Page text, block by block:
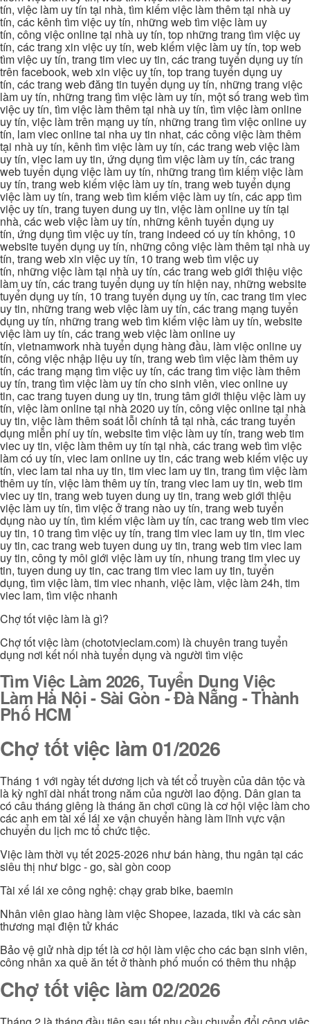
tín, việc làm uy tín tại nhà, tìm kiếm việc làm thêm tại nhà uy
tín, các kênh tìm việc uy tín, những web tìm việc làm uy
tín, công việc online tại nhà uy tín, top những trang tìm việc uy
tín, các trang xin việc uy tín, web kiếm việc làm uy tín, top web
tìm việc uy tín, trang tim viec uy tin, các trang tuyển dụng uy tín
trên facebook, web xin việc uy tín, top trang tuyển dụng uy
tín, các trang web đăng tin tuyển dụng uy tín, những trang việc
làm uy tín, những trang tìm việc làm uy tín, một số trang web tìm
việc uy tín, tìm việc làm thêm tại nhà uy tín, tìm việc làm online
uy tín, việc làm trên mạng uy tín, những trang tìm việc online uy
tín, lam viec online tai nha uy tin nhat, các công việc làm thêm
tại nhà uy tín, kênh tìm việc làm uy tín, các trang web việc làm
uy tín, viec lam uy tin, ứng dụng tìm việc làm uy tín, các trang
web tuyển dụng việc làm uy tín, những trang tìm kiếm việc làm
uy tín, trang web kiếm việc làm uy tín, trang web tuyển dụng
việc làm uy tín, trang web tìm kiếm việc làm uy tín, các app tìm
việc uy tín, trang tuyen dung uy tin, việc làm online uy tín tại
nhà, các web việc làm uy tín, những kênh tuyển dụng uy
tín, ứng dụng tìm việc uy tín, trang indeed có uy tín không, 10
website tuyển dụng uy tín, những công việc làm thêm tại nhà uy
tín, trang web xin việc uy tín, 10 trang web tìm việc uy
tín, những việc làm tại nhà uy tín, các trang web giới thiệu việc
làm uy tín, các trang tuyển dụng uy tín hiện nay, những website
tuyển dụng uy tín, 10 trang tuyển dụng uy tín, cac trang tim viec
uy tin, những trang web việc làm uy tín, các trang mạng tuyển
dụng uy tín, những trang web tìm kiếm việc làm uy tín, website
việc làm uy tín, các trang web việc làm online uy
tín, vietnamwork nhà tuyển dụng hàng đầu, làm việc online uy
tín, công việc nhập liệu uy tín, trang web tìm việc làm thêm uy
tín, các trang mạng tìm việc uy tín, các trang tìm việc làm thêm
uy tín, trang tìm việc làm uy tín cho sinh viên, viec online uy
tin, cac trang tuyen dung uy tin, trung tâm giới thiệu việc làm uy
tín, việc làm online tại nhà 2020 uy tín, công việc online tại nhà
uy tin, việc làm thêm soát lỗi chính tả tại nhà, các trang tuyển
dụng miễn phí uy tín, website tìm việc làm uy tín, trang web tim
viec uy tin, việc làm thêm uy tín tại nhà, các trang web tìm việc
làm có uy tín, viec lam online uy tin, các trang web kiếm việc uy
tín, viec lam tai nha uy tin, tim viec lam uy tin, trang tìm việc làm
thêm uy tín, việc làm thêm uy tín, trang viec lam uy tin, web tim
viec uy tin, trang web tuyen dung uy tin, trang web giới thiệu
việc làm uy tín, tìm việc ở trang nào uy tín, trang web tuyển
dụng nào uy tín, tìm kiếm việc làm uy tín, cac trang web tim viec
uy tin, 10 trang tìm việc uy tín, trang tim viec lam uy tin, tim viec
uy tin, cac trang web tuyen dung uy tin, trang web tim viec lam
uy tin, công ty môi giới việc làm uy tín, nhung trang tim viec uy
tin, tuyen dung uy tin, cac trang tim viec lam uy tin, tuyển
dụng, tìm việc làm, tim viec nhanh, việc làm, việc làm 24h, tim
viec lam, tìm việc nhanh
Chợ tốt việc làm là gì?
Chợ tốt việc làm (chototvieclam.com) là chuyên trang tuyển
dụng nơi kết nối nhà tuyển dụng và người tìm việc
Tìm Việc Làm 2026, Tuyển Dụng Việc
Làm Hà Nội - Sài Gòn - Đà Nẵng - Thành
Phố HCM
Chợ tốt việc làm 01/2026
Tháng 1 với ngày tết dương lịch và tết cổ truyền của dân tộc và
là kỳ nghĩ dài nhất trong năm của người lao động. Dân gian ta
có câu tháng giêng là tháng ăn chơi cũng là cơ hội việc làm cho
các anh em tài xế lái xe vận chuyển hàng làm lĩnh vực vận
chuyển du lịch mc tổ chức tiệc.
Việc làm thời vụ tết 2025-2026 như bán hàng, thu ngân tại các
siêu thị như bigc - go, sài gòn coop
Tài xế lái xe công nghệ: chạy grab bike, baemin
Nhân viên giao hàng làm việc Shopee, lazada, tiki và các sàn
thương mại điện tử khác
Bảo vệ giử nhà dịp tết là cơ hội làm việc cho các bạn sinh viên,
công nhân xa quê ăn tết ở thành phố muốn có thêm thu nhập
Chợ tốt việc làm 02/2026